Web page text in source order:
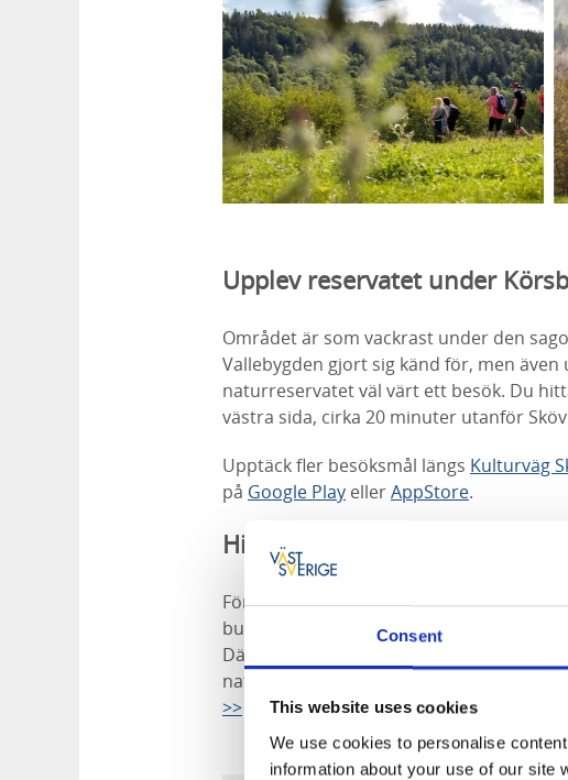
Consent
This website uses cookies
We use cookies to personalise
information about your use of our site
Upplev reservatet under
Området är som vackrast under den
Vallebygden gjort sig känd för, men
naturreservatet väl värt ett besök. Du
västra sida, cirka 20 minuter utanför
Upptäck fler besöksmål längs Kulturväg
på Google Play ellerAppStore.
Hitta hit med kollektivtrafik
För att komma till Lycke Lilla Höjen och
buss nummer 615 från Skövde
Därifrån är det ca 1,8 kilometers
naturreservat.
>>